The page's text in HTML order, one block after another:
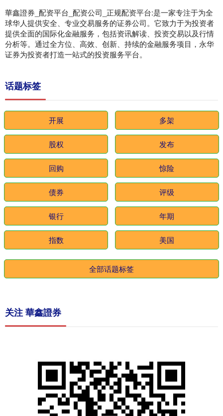
華鑫證券_配资平台_配资公司_正规配资平台:是一家专注于为全
球华人提供安全、专业交易服务的证券公司。它致力于为投资者
提供全面的国际化金融服务，包括资讯解读、投资交易以及行情
分析等。通过全方位、高效、创新、持续的金融服务项目，永华
证券为投资者打造一站式的投资服务平台。
话题标签
开展 多架
股权 发布
回购 惊险
债券 评级
银行 年期
指数 美国
全部话题标签
关注 華鑫證券